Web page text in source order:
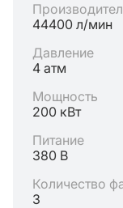
44400 л/мин
Давление
4 атм
Мощность
200 кВт
Питание
380 В
Количество
3